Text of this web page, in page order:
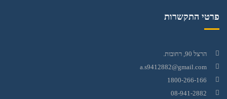
פרטי התקשרות
הרצל 90, רחובות.
a.s9412882@gmail.com
1800-266-166
08-941-2882